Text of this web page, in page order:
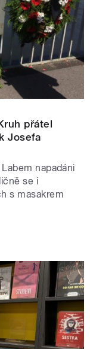
přátel
Josefa
napadáni
se i
s masakrem